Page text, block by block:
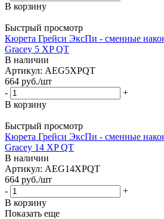
В корзину
Быстрый просмотр
Кюрета Грейси ЭксПи - сменные
Gracey 5 XP QT
В наличии
Артикул: AEG5XPQT
664 руб./шт
-
+
В корзину
Быстрый просмотр
Кюрета Грейси ЭксПи - сменные
Gracey 14 XP QT
В наличии
Артикул: AEG14XPQT
664 руб./шт
-
+
В корзину
Показать еще